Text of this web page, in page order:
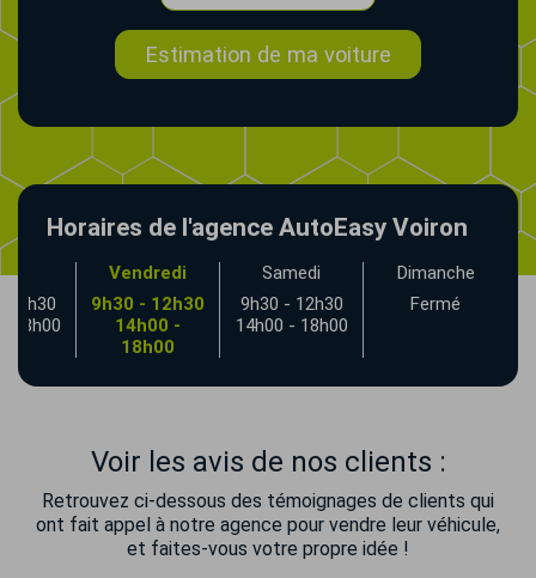
Estimation de ma voiture
Horaires de l'agence AutoEasy Voiron
12h30
18h00
Vendredi
9h30 - 12h30
14h00 -
18h00
Samedi
9h30 - 12h30
14h00 - 18h00
Dimanche
Fermé
Voir les avis de nos clients :
Retrouvez ci-dessous des témoignages de clients qui
ont fait appel à notre agence pour vendre leur véhicule,
et faites-vous votre propre idée !